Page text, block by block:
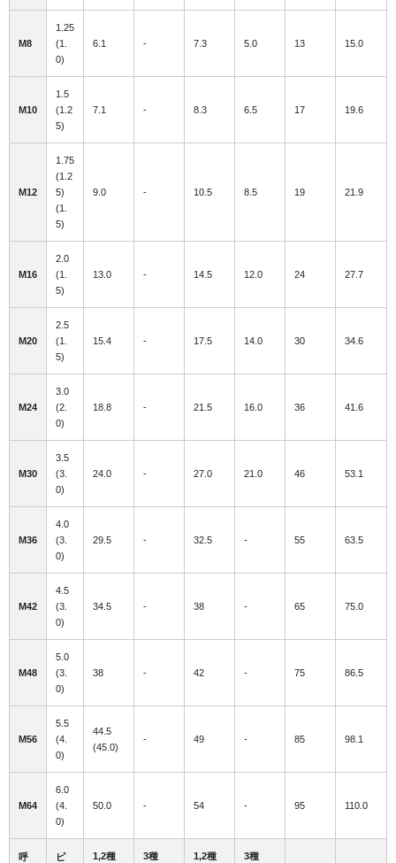
M8
1.25
(1.
0)
6.1 - 7.3 5.0 13 15.0
M10
1.5
(1.2
5)
7.1 - 8.3 6.5 17 19.6
M12
1.75
(1.2
5)
(1.
5)
9.0 - 10.5 8.5 19 21.9
M16
2.0
(1.
5)
13.0 - 14.5 12.0 24 27.7
M20
2.5
(1.
5)
15.4 - 17.5 14.0 30 34.6
M24
3.0
(2.
0)
18.8 - 21.5 16.0 36 41.6
M30
3.5
(3.
0)
24.0 - 27.0 21.0 46 53.1
M36
4.0
(3.
0)
29.5 - 32.5 - 55 63.5
M42
4.5
(3.
0)
34.5 - 38 - 65 75.0
M48
5.0
(3.
0)
38 - 42 - 75 86.5
M56
5.5
(4.
0)
44.5
(45.0)
- 49 - 85 98.1
M64
6.0
(4.
0)
50.0 - 54 - 95 110.0
呼
ピ
1,2種 3種 1,2種
3種